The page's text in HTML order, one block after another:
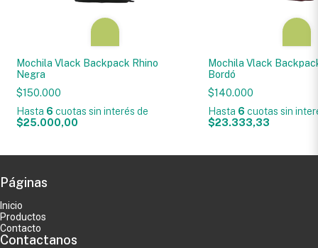
Mochila Vlack Backpack Rhino
Negra
$150.000
Hasta 6 cuotas sin interés de
$25.000,00
Mochila Vlack
Bordó
$140.000
Hasta 6 cuotas sin
$23.333,33
Páginas
Inicio
Productos
Contacto
Contactanos